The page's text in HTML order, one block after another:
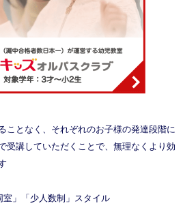
ことなく、それぞれのお子様の発達段階に
受講していただくことで、無理なくより効
」「少人数制」スタイル